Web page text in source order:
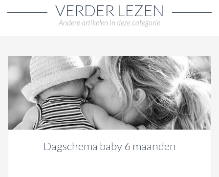
VERDER LEZEN
Andere artikelen in deze categorie
Dagschema baby 6 maanden